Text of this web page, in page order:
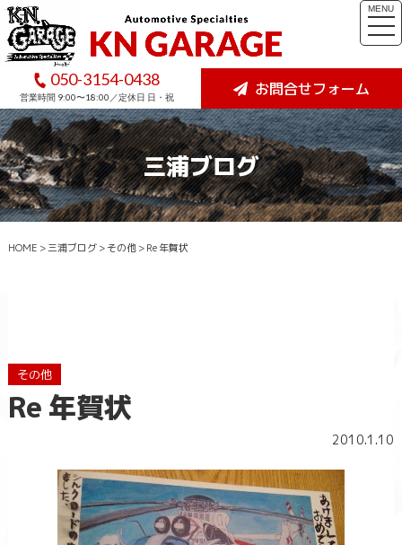
050-3154-0438
営業時間 9:00〜18:00／定休日 日・祝 お問合せフォーム
MENU
三浦ブログ
HOME >三浦ブログ>その他>Re 年賀状
その他
Re 年賀状
2010.1.10